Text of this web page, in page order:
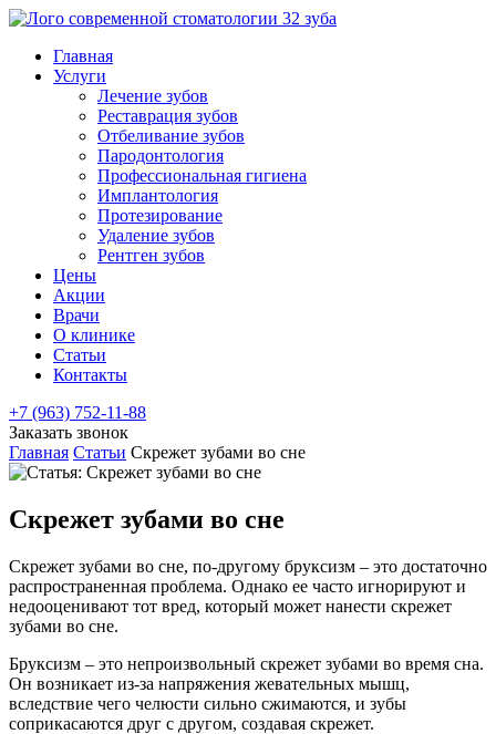
Главная
Услуги
Лечение зубов
Реставрация зубов
Отбеливание зубов
Пародонтология
Профессиональная гигиена
Имплантология
Протезирование
Удаление зубов
Рентген зубов
Цены
Акции
Врачи
О клинике
Статьи
Контакты
+7 (963) 752-11-88
Заказать звонок
Главная Статьи Скрежет зубами во сне
Скрежет зубами во сне
Скрежет зубами во сне, по-другому бруксизм – это достаточно
распространенная проблема. Однако ее часто игнорируют и
недооценивают тот вред, который может нанести скрежет
зубами во сне.
Бруксизм – это непроизвольный скрежет зубами во время сна.
Он возникает из-за напряжения жевательных мышц,
вследствие чего челюсти сильно сжимаются, и зубы
соприкасаются друг с другом, создавая скрежет.